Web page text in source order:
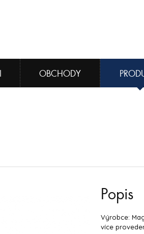
OBCHODY
Popis
Výrobce:
více